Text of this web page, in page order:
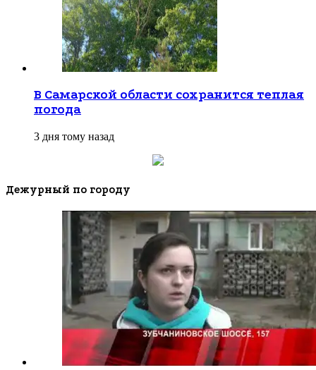
В Самарской области сохранится теплая
погода
3 дня тому назад
Дежурный по городу